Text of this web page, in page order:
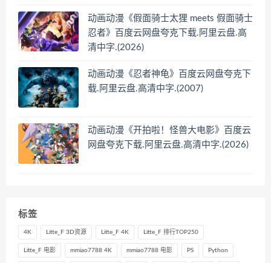
动画动漫《假面骑士太狸 meets 假面骑士
忍者》百度云网盘夸克下载.阿里云盘.高
清中字.(2026)
动画动漫《忍者神龟》百度云网盘夸克下
载.阿里云盘.高清中字.(2007)
动画动漫《开拍啦！怪兽大电影》百度云
网盘夸克下载.阿里云盘.高清中字.(2026)
标签
4K Litte_F 3D资源 Litte_F 4K Litte_F 排行TOP250
Litte_F 电影 mmiao7788 4K mmiao7788 电影 PS Python